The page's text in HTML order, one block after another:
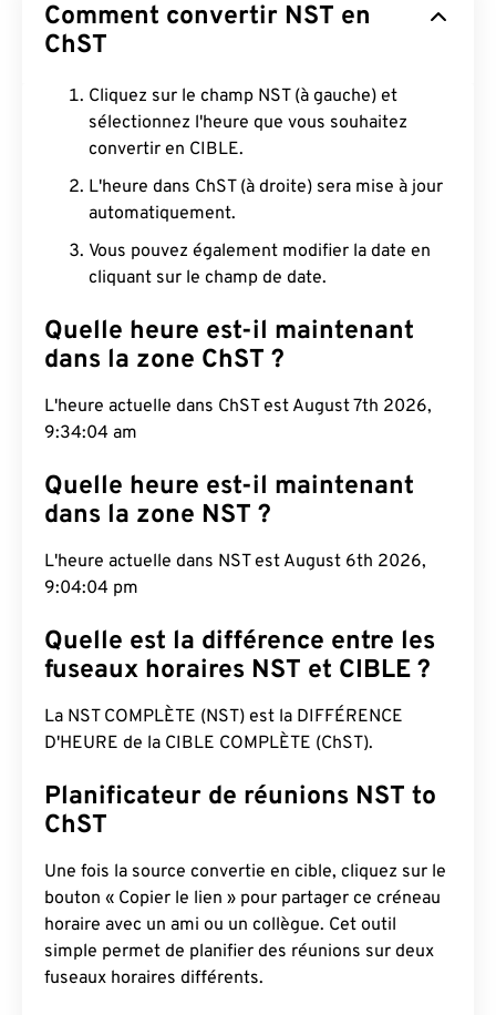
Comment convertir NST en
ChST
Cliquez sur le champ NST (à gauche) et
sélectionnez l'heure que vous souhaitez
convertir en CIBLE.
L'heure dans ChST (à droite) sera mise à jour
automatiquement.
Vous pouvez également modifier la date en
cliquant sur le champ de date.
Quelle heure est-il maintenant
dans la zone ChST ?
L'heure actuelle dans ChST est August 7th 2026,
9:34:05 am
Quelle heure est-il maintenant
dans la zone NST ?
L'heure actuelle dans NST est August 6th 2026,
9:04:05 pm
Quelle est la différence entre les
fuseaux horaires NST et CIBLE ?
La NST COMPLÈTE (NST) est la DIFFÉRENCE
D'HEURE de la CIBLE COMPLÈTE (ChST).
Planificateur de réunions NST to
ChST
Une fois la source convertie en cible, cliquez sur le
bouton « Copier le lien » pour partager ce créneau
horaire avec un ami ou un collègue. Cet outil
simple permet de planifier des réunions sur deux
fuseaux horaires différents.